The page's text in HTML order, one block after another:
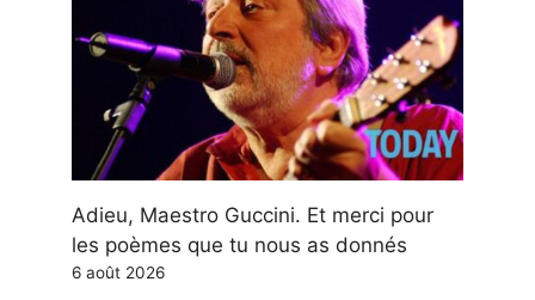
Adieu, Maestro Guccini. Et merci pour
les poèmes que tu nous as donnés
6 août 2026